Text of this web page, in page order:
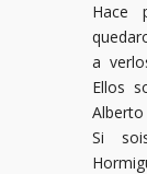
Hace
a
Ellos
Si